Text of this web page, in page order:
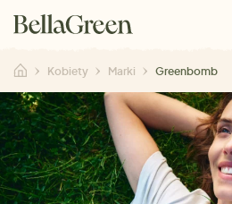
Kobiety Marki Greenbomb